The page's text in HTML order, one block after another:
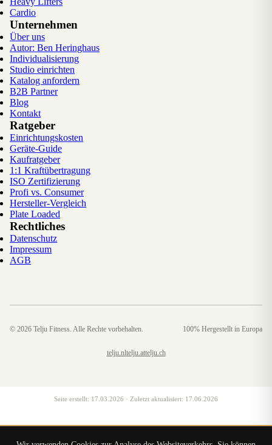
Cardio
Unternehmen
Über uns
Autor: Ben Heringhaus
Individualisierung
Studio einrichten
Katalog anfordern
B2B Partner
Blog
Kontakt
Ratgeber
Einrichtungskosten
Geräte-Guide
Kaufratgeber
1:1 Kraftübertragung
ISO Zertifizierung
Profi vs. Consumer
Hersteller-Vergleich
Plate Loaded
Rechtliches
Datenschutz
Impressum
AGB
© 2026 Telju Fitness. Alle Rechte vorbehalten. 100% Hergestellt in Europa
telju.nltelju.attelju.ch
Seite erstellt: 17.03.2026 · Zuletzt aktualisiert: 17.06.2026